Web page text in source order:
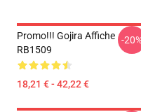
Promo!!! Gojira Affiche
RB1509
18,21 € - 42,22 €
-